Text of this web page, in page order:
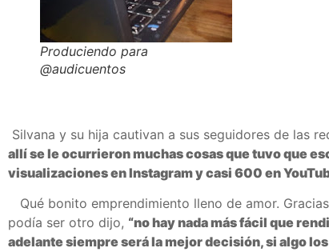
Produciendo para
@audicuentos
Silvana y su hija cautivan a sus seguidores de las
allí se le ocurrieron muchas cosas que tuvo que
visualizaciones en Instagram y casi 600 en
Qué bonito emprendimiento lleno de amor.
podía ser otro dijo, “no hay nada más fácil que
adelante siempre será la mejor decisión, si algo